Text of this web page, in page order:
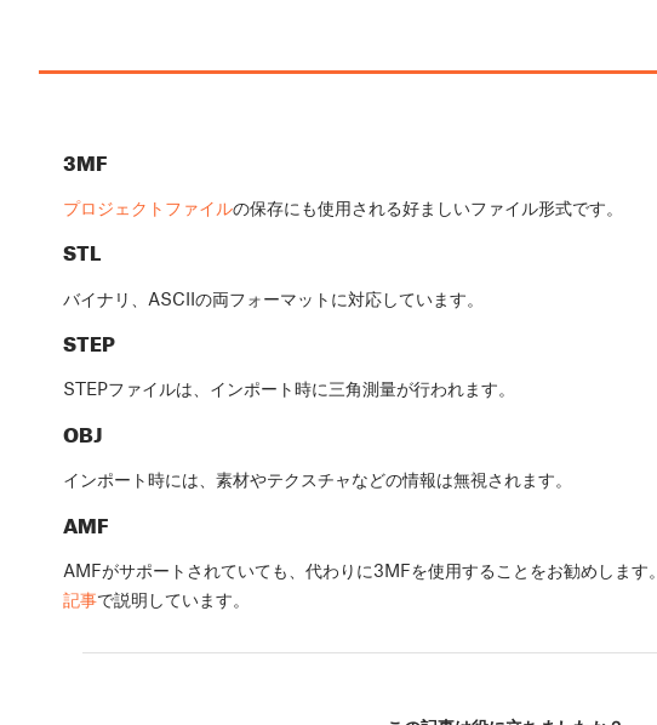
3MF
プロジェクトファイルの保存にも使用される好ましいファイル形式です。
STL
バイナリ、ASCIIの両フォーマットに対応しています。
STEP
STEPファイルは、インポート時に三角測量が行われます。
OBJ
インポート時には、素材やテクスチャなどの情報は無視されます。
AMF
AMFがサポートされていても、代わりに3MFを使用することをお勧めしま
記事で説明しています。